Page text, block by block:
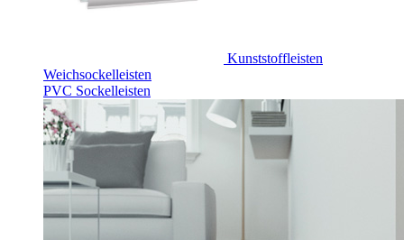
Kunststoffleisten
Weichsockelleisten
PVC Sockelleisten